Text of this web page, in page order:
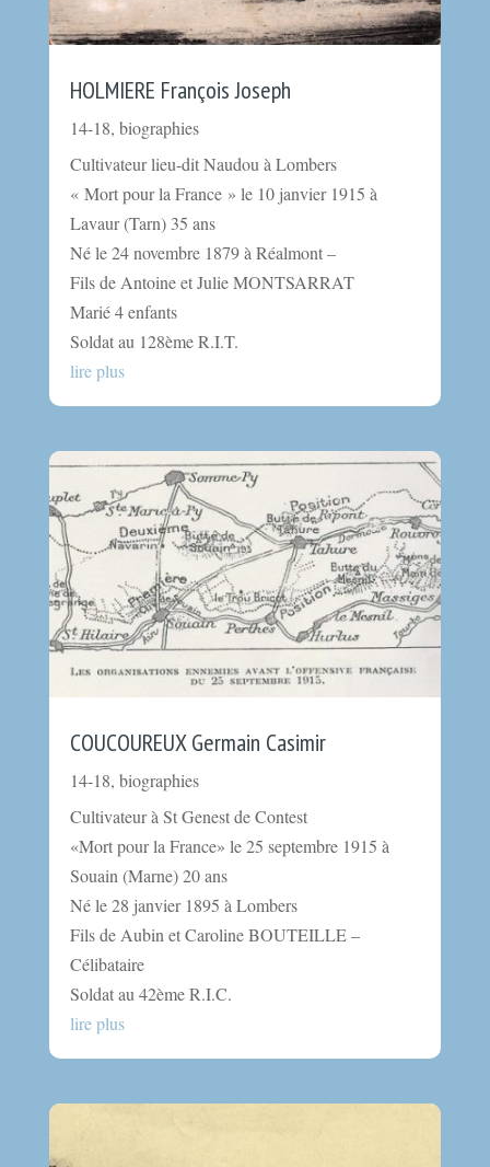
HOLMIERE François Joseph
14-18, biographies
Cultivateur lieu-dit Naudou à Lombers
« Mort pour la France » le 10 janvier 1915 à
Lavaur (Tarn) 35 ans
Né le 24 novembre 1879 à Réalmont –
Fils de Antoine et Julie MONTSARRAT
Marié 4 enfants
Soldat au 128ème R.I.T.
lire plus
COUCOUREUX Germain Casimir
14-18, biographies
Cultivateur à St Genest de Contest
«Mort pour la France» le 25 septembre 1915 à
Souain (Marne) 20 ans
Né le 28 janvier 1895 à Lombers
Fils de Aubin et Caroline BOUTEILLE –
Célibataire
Soldat au 42ème R.I.C.
lire plus